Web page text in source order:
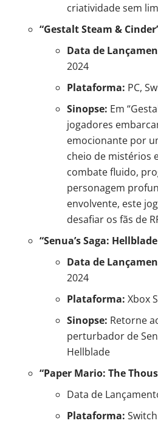
criatividade sem
“GestaltSteam &
Data de
2024
Plataforma: PC,
Sinopse: Em
jogadores
emocionante por
cheio de mistérios
combate fluido,
personagem
envolvente, este
desafiar os fãs de
“Senua’s Saga:
Data de
2024
Plataforma: Xbox
Sinopse: Retorne
perturbador de
Hellblade
“Paper Mario: The
Data de
Plataforma: Switch